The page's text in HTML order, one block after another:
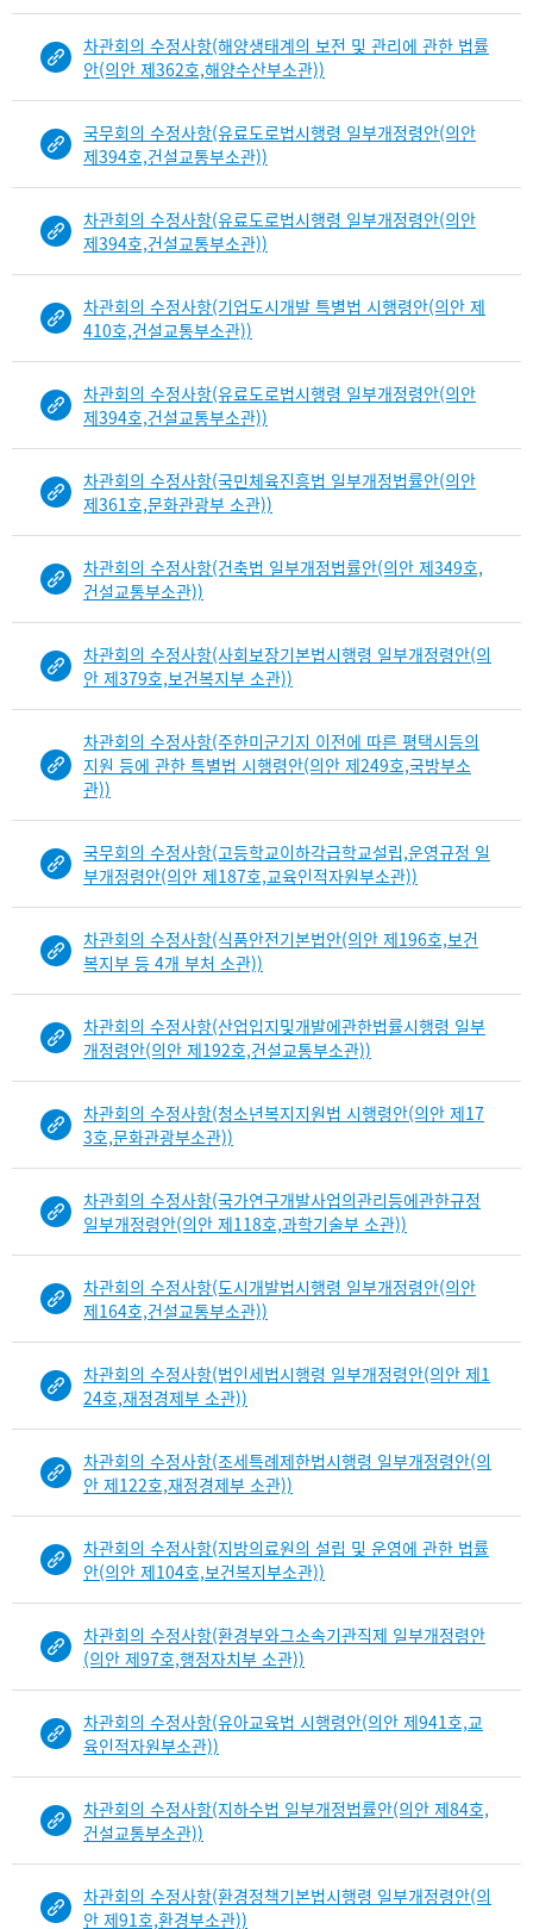
차관회의 수정사항(해양생태계의 보전 및 관리에 관한 법률
안(의안 제362호,해양수산부소관))
국무회의 수정사항(유료도로법시행령 일부개정령안(의안
제394호,건설교통부소관))
차관회의 수정사항(유료도로법시행령 일부개정령안(의안
제394호,건설교통부소관))
차관회의 수정사항(기업도시개발 특별법 시행령안(의안 제
410호,건설교통부소관))
차관회의 수정사항(유료도로법시행령 일부개정령안(의안
제394호,건설교통부소관))
차관회의 수정사항(국민체육진흥법 일부개정법률안(의안
제361호,문화관광부 소관))
차관회의 수정사항(건축법 일부개정법률안(의안 제349호,
건설교통부소관))
차관회의 수정사항(사회보장기본법시행령 일부개정령안(의
안 제379호,보건복지부 소관))
차관회의 수정사항(주한미군기지 이전에 따른 평택시등의
지원 등에 관한 특별법 시행령안(의안 제249호,국방부소
관))
국무회의 수정사항(고등학교이하각급학교설립,운영규정 일
부개정령안(의안 제187호,교육인적자원부소관))
차관회의 수정사항(식품안전기본법안(의안 제196호,보건
복지부 등 4개 부처 소관))
차관회의 수정사항(산업입지및개발에관한법률시행령 일부
개정령안(의안 제192호,건설교통부소관))
차관회의 수정사항(청소년복지지원법 시행령안(의안 제17
3호,문화관광부소관))
차관회의 수정사항(국가연구개발사업의관리등에관한규정
일부개정령안(의안 제118호,과학기술부 소관))
차관회의 수정사항(도시개발법시행령 일부개정령안(의안
제164호,건설교통부소관))
차관회의 수정사항(법인세법시행령 일부개정령안(의안 제1
24호,재정경제부 소관))
차관회의 수정사항(조세특례제한법시행령 일부개정령안(의
안 제122호,재정경제부 소관))
차관회의 수정사항(지방의료원의 설립 및 운영에 관한 법률
안(의안 제104호,보건복지부소관))
차관회의 수정사항(환경부와그소속기관직제 일부개정령안
(의안 제97호,행정자치부 소관))
차관회의 수정사항(유아교육법 시행령안(의안 제941호,교
육인적자원부소관))
차관회의 수정사항(지하수법 일부개정법률안(의안 제84호,
건설교통부소관))
차관회의 수정사항(환경정책기본법시행령 일부개정령안(의
안 제91호,환경부소관))